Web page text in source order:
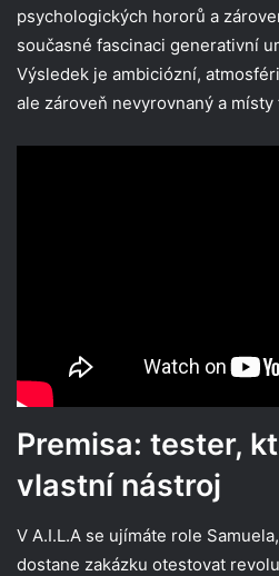
psychologických hororů a
současné fascinaci generativní
Výsledek je ambiciózní,
ale zároveň nevyrovnaný a
Premisa: tester,
vlastní nástroj
V A.I.L.A se ujímáte role
dostane zakázku otestovat